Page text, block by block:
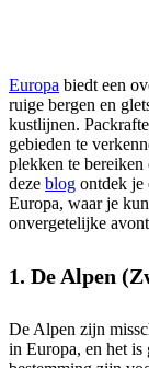
Europa biedt een
ruige bergen en
kustlijnen.
gebieden te
plekken te
deze blog ontdek je
Europa, waar je
onvergetelijke
1. De Alpen
De Alpen zijn
in Europa, en het is